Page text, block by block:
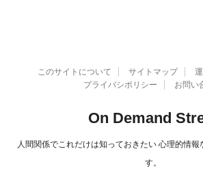
このサイトについて サイトマップ
プライバシポリシー
お問い
On Demand
人間関係でこれだけは知っておきたい 心理的情報
す。